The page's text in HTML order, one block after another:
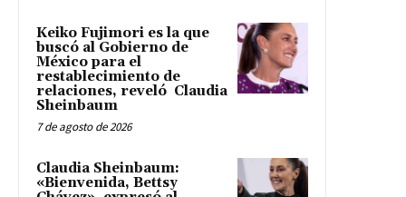
Keiko Fujimori es la que
buscó al Gobierno de
México para el
restablecimiento de
relaciones, reveló Claudia
Sheinbaum
7 de agosto de 2026
Claudia Sheinbaum:
«Bienvenida, Bettsy